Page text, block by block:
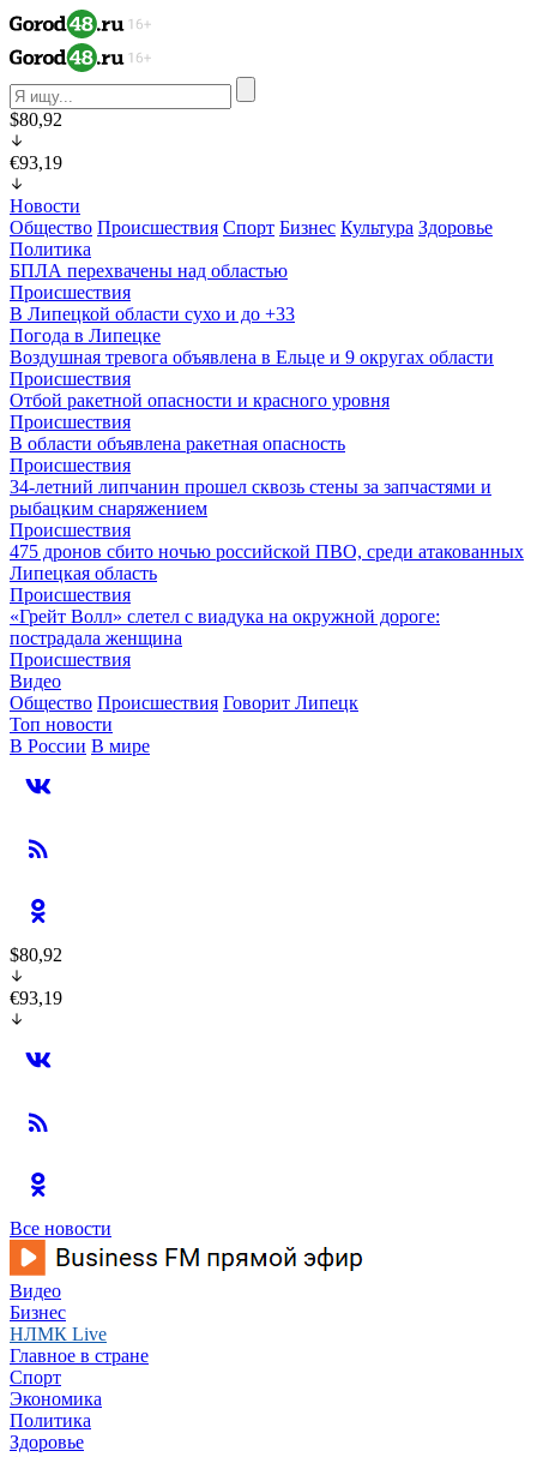
$80,92
€93,19
Новости
Общество Происшествия Спорт Бизнес Культура Здоровье
Политика
БПЛА перехвачены над областью
Происшествия
В Липецкой области сухо и до +33
Погода в Липецке
Воздушная тревога объявлена в Ельце и 9 округах области
Происшествия
Отбой ракетной опасности и красного уровня
Происшествия
В области объявлена ракетная опасность
Происшествия
34-летний липчанин прошел сквозь стены за запчастями и
рыбацким снаряжением
Происшествия
475 дронов сбито ночью российской ПВО, среди атакованных
Липецкая область
Происшествия
«Грейт Волл» слетел с виадука на окружной дороге:
пострадала женщина
Происшествия
Видео
Общество Происшествия Говорит Липецк
Топ новости
В России В мире
$80,92
€93,19
Все новости
Видео
Бизнес
НЛМК Live
Главное в стране
Спорт
Экономика
Политика
Здоровье